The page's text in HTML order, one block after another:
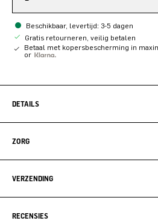
Beschikbaar, levertijd: 3-5 dagen
Gratis retourneren, veilig betalen
Betaal met kopersbescherming in
or
DETAILS
ZORG
VERZENDING
RECENSIES